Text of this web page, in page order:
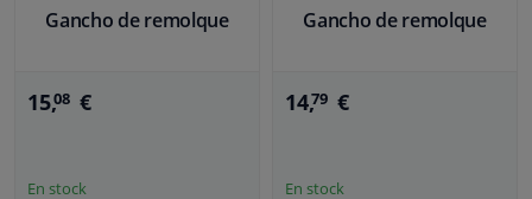
Gancho de remolque
15,08 €
En stock
Gancho de remolque
14,79 €
En stock